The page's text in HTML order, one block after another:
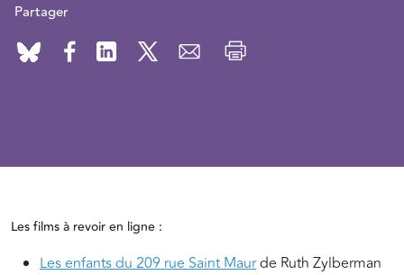
Partager
Les films à revoir en ligne :
Les enfants du 209 rue Saint Maurde Ruth Zylberman